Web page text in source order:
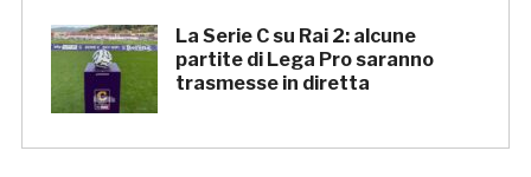
La Serie C su Rai 2: alcune
partite di Lega Pro saranno
trasmesse in diretta